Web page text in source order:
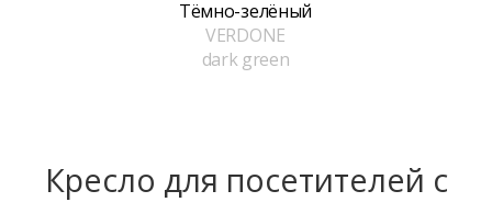
Тёмно-зелёный
VERDONE
dark green
Кресло для посетителей с